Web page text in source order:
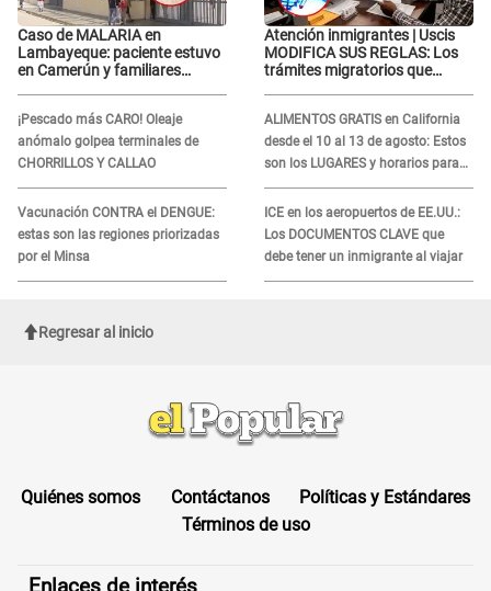
Caso de MALARIA en
Lambayeque: paciente estuvo
en Camerún y familiares
¡Pescado más CARO! Oleaje
anómalo golpea terminales de
CHORRILLOS Y CALLAO
Vacunación CONTRA el DENGUE:
estas son las regiones priorizadas
por el Minsa
Atención inmigrantes | Uscis
MODIFICA SUS REGLAS: Los
trámites migratorios que
ALIMENTOS GRATIS en California
desde el 10 al 13 de agosto: Estos
son los LUGARES y horarios para
recibir la ayuda
ICE en los aeropuertos de EE.UU.:
Los DOCUMENTOS CLAVE que
debe tener un inmigrante al viajar
Regresar al inicio
Quiénes somos Contáctanos
Políticas y Estándares
Términos de uso